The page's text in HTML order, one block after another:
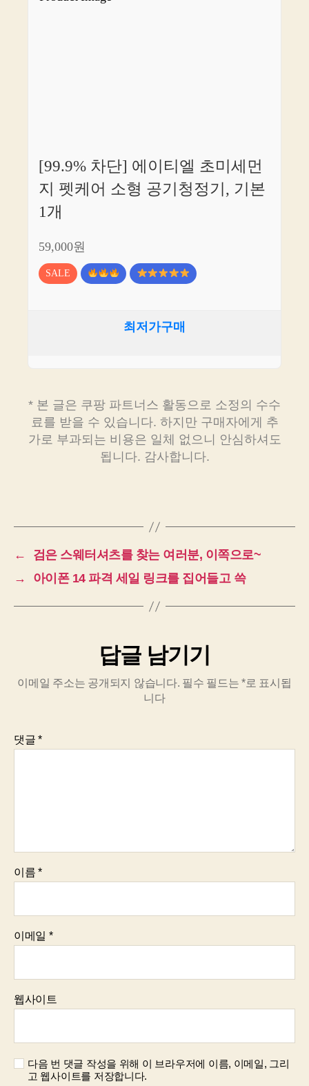
[99.9% 차단] 에이티엘 초미세먼
지 펫케어 소형 공기청정기, 기본
1개
59,000원
SALE
최저가구매
* 본 글은 쿠팡 파트너스 활동으로 소정의 수수
료를 받을 수 있습니다. 하지만 구매자에게 추
가로 부과되는 비용은 일체 없으니 안심하셔도
됩니다. 감사합니다.
←
검은 스웨터셔츠를 찾는 여러분, 이쪽으로~
→
아이폰 14 파격 세일 링크를 집어들고 쓱
답글 남기기
이메일 주소는 공개되지 않습니다. 필수 필드는*로 표시됩
니다
댓글*
이름*
이메일 *
웹사이트
다음 번 댓글 작성을 위해 이 브라우저에 이름, 이메일, 그리
고 웹사이트를 저장합니다.